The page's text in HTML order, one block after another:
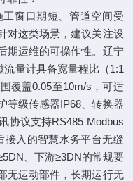
工窗口期短、管道空间受
对这类场景，建议关注设
期运维的可操作性。辽宁
量计具备宽量程比（1:1
覆盖0.05至10m/s，可适
等级传感器IP68、转换器
协议支持RS485 Modbus
接入的智慧水务平台无缝
、下游≥3DN的常规要
无运动部件，长期运行无